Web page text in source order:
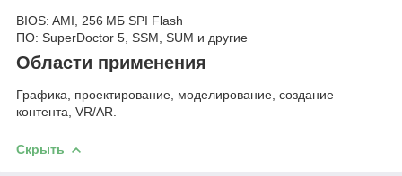
BIOS: AMI, 256 МБ SPI Flash
ПО: SuperDoctor 5, SSM, SUM и другие
Области применения
Графика, проектирование, моделирование, создание
контента, VR/AR.
Скрыть